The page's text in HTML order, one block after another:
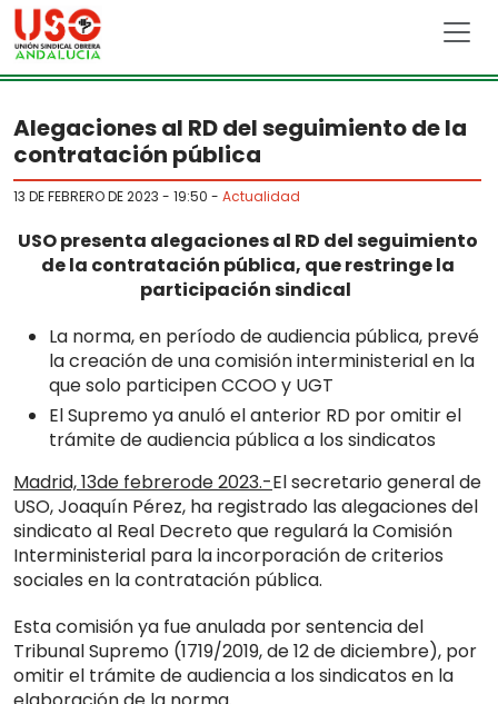
Skip to main content
Alegaciones al RD del seguimiento de la
contratación pública
13 DE FEBRERO DE 2023 - 19:50 - Actualidad
USO presenta alegaciones al RD del seguimiento
de la contratación pública, que restringe la
participación sindical
La norma, en período de audiencia pública, prevé
la creación de una comisión interministerial en la
que solo participen CCOO y UGT
El Supremo ya anuló el anterior RD por omitir el
trámite de audiencia pública a los sindicatos
Madrid, 13de febrerode 2023.-El secretario general de
USO, Joaquín Pérez, ha registrado las alegaciones del
sindicato al Real Decreto que regulará la Comisión
Interministerial para la incorporación de criterios
sociales en la contratación pública.
Esta comisión ya fue anulada por sentencia del
Tribunal Supremo (1719/2019, de 12 de diciembre), por
omitir el trámite de audiencia a los sindicatos en la